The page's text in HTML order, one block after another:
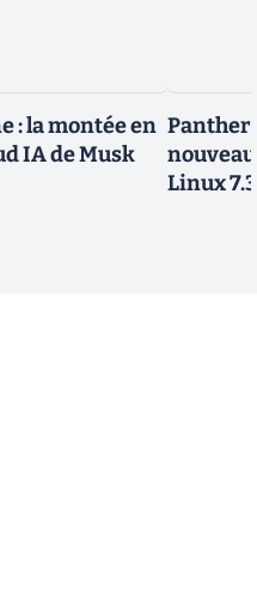
: la montée en
IA de Musk
Panther
Linux 7.3